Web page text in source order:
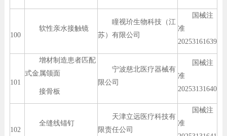
100
软性亲水接触镜
瞳视玠生物科技（江
苏）有限公司
国械注
准
20253161639
101
增材制造患者匹配
式金属颌面
接骨板
宁波慈北医疗器械有
限公司
国械注
准
20253131640
102
全缝线锚钉
天津立远医疗科技有
限责任公司
国械注
准